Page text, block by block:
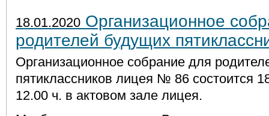
18.01.2020 Организационное
родителей будущих
Организационное собрание для
пятиклассников лицея № 86 состоится
12.00 ч. в актовом зале лицея.